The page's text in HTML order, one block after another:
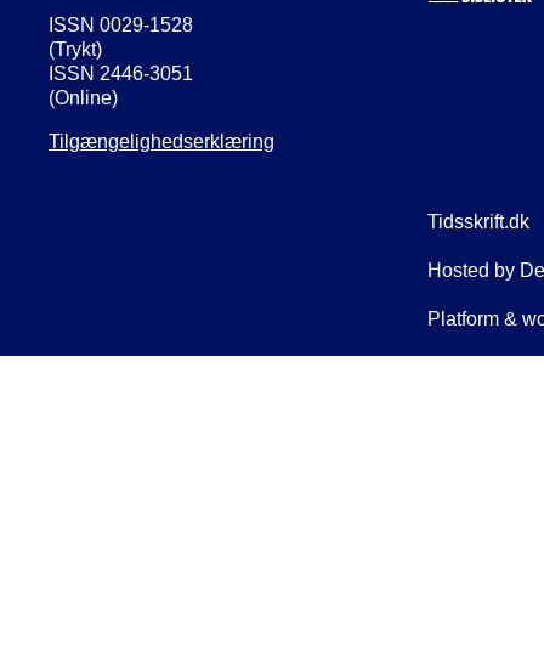
ISSN 0029-1528
(Trykt)
ISSN 2446-3051
(Online)
Tilgængelighedserklæring